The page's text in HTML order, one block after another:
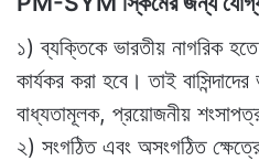
১) ব্যক্তিকে ভারতীয় নাগরিক
কার্যকর করা হবে। তাই
বাধ্যতামূলক, প্রয়োজনীয়
২) সংগঠিত এবং অসংগঠিত